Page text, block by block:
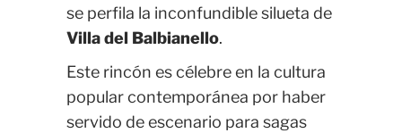
se perfila la inconfundible silueta de
Villa del Balbianello.
Este rincón es célebre en la cultura
popular contemporánea por haber
servido de escenario para sagas